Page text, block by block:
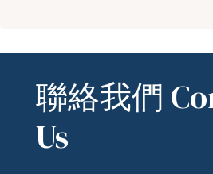
聯絡我們
Us